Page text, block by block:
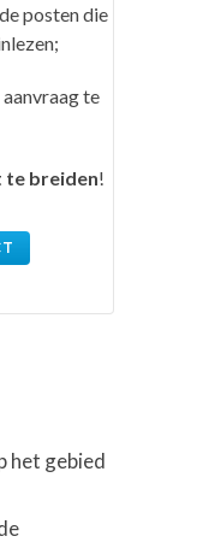
posten die
te
te breiden!
het gebied